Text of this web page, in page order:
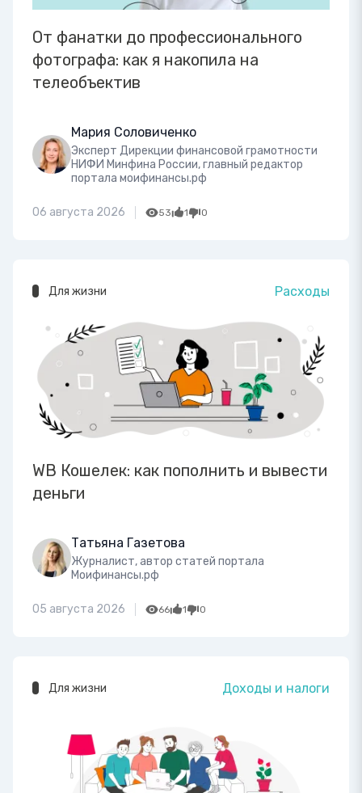
От фанатки до профессионального
фотографа: как я накопила на
телеобъектив
Мария Соловиченко
Эксперт Дирекции финансовой грамотности
НИФИ Минфина России, главный редактор
портала моифинансы.рф
06 августа 2026 53 1 0
Для жизни Расходы
WB Кошелек: как пополнить и вывести
деньги
Татьяна Газетова
Журналист, автор статей портала
Моифинансы.рф
05 августа 2026 66 1 0
Для жизни Доходы и налоги